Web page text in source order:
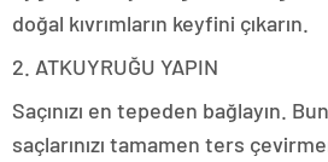
doğal kıvrımların keyfini çıkarın.
2. ATKUYRUĞU YAPIN
Saçınızı en tepeden bağlayın.
saçlarınızı tamamen ters